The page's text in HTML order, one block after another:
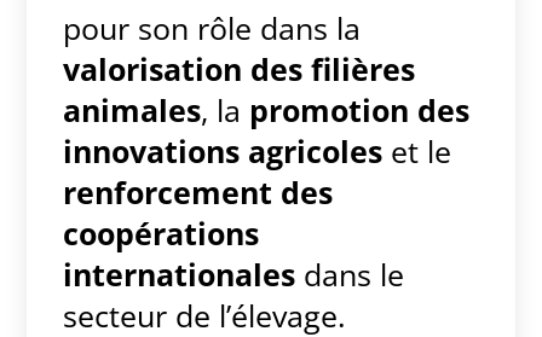
pour son rôle dans la
valorisation des filières
animales, la promotion des
innovations agricoles et le
renforcement des
coopérations
internationales dans le
secteur de l’élevage.